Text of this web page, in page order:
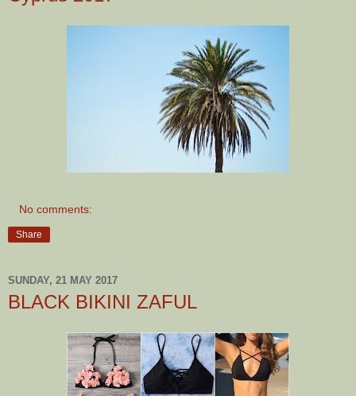
No comments:
Share
SUNDAY, 21 MAY 2017
BLACK BIKINI ZAFUL